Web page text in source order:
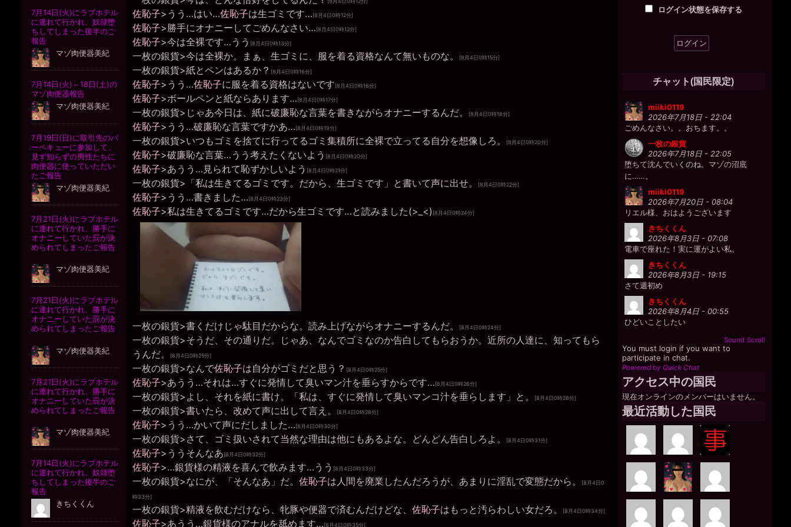
佐恥子>うう…はい…佐恥子は生ゴミです…[8月4日0時12分]
佐恥子>勝手にオナニーしてごめんなさい…[8月4日0時12分]
佐恥子>今は全裸です…うう [8月4日0時13分]
一枚の銀貨>今は全裸か。まぁ、生ゴミに、服を着る資格なんて無いものな。 [8月4日0時15分]
一枚の銀貨>紙とペンはあるか？ [8月4日0時16分]
佐恥子>うう…佐恥子に服を着る資格はないです[8月4日0時16分]
佐恥子>ボールペンと紙ならあります…[8月4日0時17分]
一枚の銀貨>じゃあ今日は、紙に破廉恥な言葉を書きながらオナニーするんだ。 [8月4日0時18分]
佐恥子>うう…破廉恥な言葉ですかあ…[8月4日0時19分]
一枚の銀貨>いつもゴミを捨てに行ってるゴミ集積所に全裸で立ってる自分を想像しろ。 [8月4日0時20分]
佐恥子>破廉恥な言葉…うう考えたくないよう [8月4日0時20分]
佐恥子>あうう…見られて恥ずかしいよう [8月4日0時21分]
一枚の銀貨>「私は生きてるゴミです。だから、生ゴミです」と書いて声に出せ。 [8月4日0時22分]
佐恥子>うう…書きました…[8月4日0時23分]
佐恥子>私は生きてるゴミです…だから生ゴミです…と読みました(>_<) [8月4日0時24分]
一枚の銀貨>書くだけじゃ駄目だからな。読み上げながらオナニーするんだ。 [8月4日0時24分]
一枚の銀貨>そうだ、その通りだ。じゃあ、なんでゴミなのか告白してもらおうか。近所の人達に、知ってもら
うんだ。
[8月4日0時25分]
一枚の銀貨>なんで佐恥子は自分がゴミだと思う？ [8月4日0時25分]
佐恥子>あうう…それは…すぐに発情して臭いマン汁を垂らすからです…[8月4日0時26分]
一枚の銀貨>よし、それを紙に書け。「私は、すぐに発情して臭いマンコ汁を垂らします」と。 [8月4日0時28分]
一枚の銀貨>書いたら、改めて声に出して言え。 [8月4日0時28分]
佐恥子>うう…かいて声にだしました…[8月4日0時30分]
一枚の銀貨>さて、ゴミ扱いされて当然な理由は他にもあるよな。どんどん告白しろよ。 [8月4日0時31分]
佐恥子>ううそんなあ[8月4日0時32分]
佐恥子>…銀貨様の精液を喜んで飲みます…うう [8月4日0時33分]
一枚の銀貨>なにが、「そんなあ」だ。 佐恥子は人間を廃業したんだろうが、あまりに淫乱で変態だから。 [8月4日0
時33分]
一枚の銀貨>精液を飲むだけなら、牝豚や便器で済むんだけどな、 佐恥子はもっと汚らわしい女だろ。 [8月4日0時34分]
佐恥子>あうう…銀貨様のアナルを舐めます…[8月4日0時35分]
ログイン状態を保存する
チャット(国民限定)
2026年7月18日 - 22:02
一枚の銀貨
2026年7月18日 - 22:02
2026年7月18日 - 22:03
miiki0119
2026年7月18日 - 22:04
ごめんなさい。。おちます。。
一枚の銀貨
2026年7月18日 - 22:05
堕ちて沈んでいくのね。マゾの沼底
に……。
miiki0119
2026年7月20日 - 08:04
リエル様、おはようございます
きちくくん
2026年8月3日 - 07:08
電車で座れた！実に運がよい私。
きちくくん
2026年8月3日 - 19:15
さて週初め
きちくくん
2026年8月4日 - 00:55
ひどいことしたい
Scroll
Sound
You must login if you want to
participate in chat.
Powered by Quick Chat
アクセス中の国民
現在オンラインのメンバーはいません。
最近活動した国民